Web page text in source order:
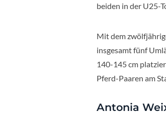
beiden in der U25-
Mit dem
insgesamt fünf
140-145 cm
Pferd-Paaren am
Antonia